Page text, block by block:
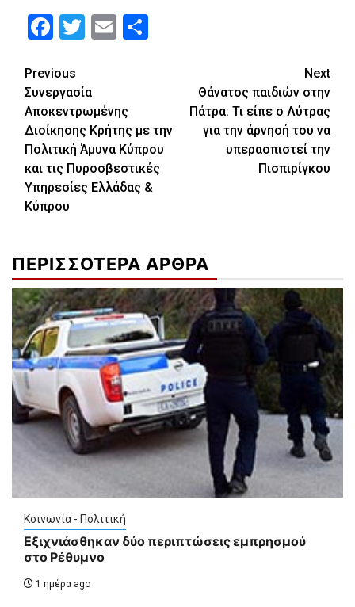
Facebook
Twitter
Email
Continue
Reading
Previous
Συνεργασία
Αποκεντρωμένης
Διοίκησης Κρήτης με την
Πολιτική Άμυνα Κύπρου
και τις Πυροσβεστικές
Υπηρεσίες Ελλάδας &
Κύπρου
Next
Θάνατος παιδιών στην
Πάτρα: Τι είπε o Λύτρας
για την άρνησή του να
υπερασπιστεί την
Πισπιρίγκου
ΠΕΡΙΣΣΟΤΕΡΑ ΑΡΘΡΑ
Κοινωνία - Πολιτική
Εξιχνιάσθηκαν δύο περιπτώσεις εμπρησμού
στο Ρέθυμνο
1 ημέρα ago